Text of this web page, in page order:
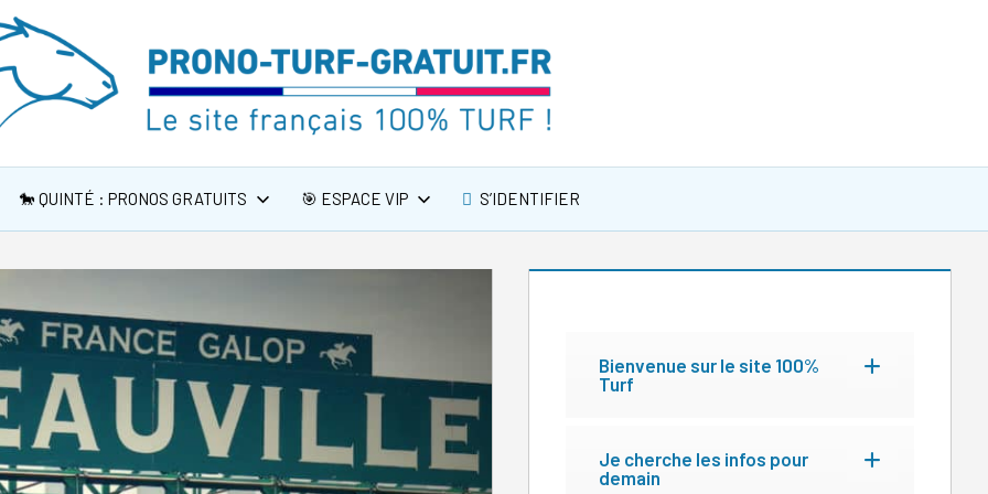
🐎 QUINTÉ : PRONOS GRATUITS 🎯 ESPACE VIP S’IDENTIFIER
Bienvenue sur le site 100%
Turf
Je cherche les infos pour
demain